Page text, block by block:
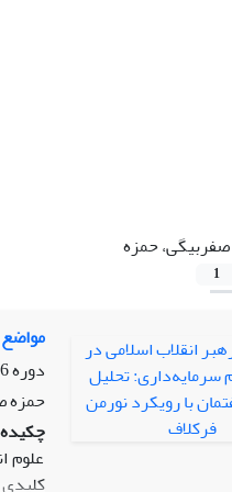
صفربیگی، حمزه
1
دوره 6، شماره 2، تابستان 1404، صفحه
حمزه
چکیده
علوم